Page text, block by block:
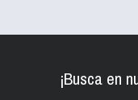
¡Busca en